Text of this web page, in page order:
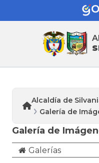
Alcaldía de
Galería de
Galería de
Galerías